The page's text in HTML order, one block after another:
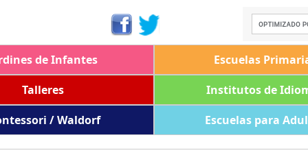
de Infantes Escuelas
Talleres
Institutos de
/ Waldorf
Escuelas para